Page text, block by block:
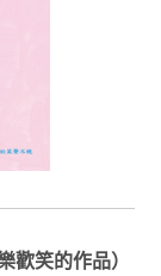
笑的作品）